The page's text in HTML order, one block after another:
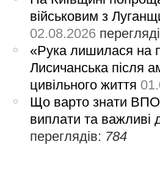
військовим з
02.08.2026
«Рука лишилася на
Лисичанська після
цивільного життя
Що варто знати ВПО
виплати та важливі
переглядів: 784